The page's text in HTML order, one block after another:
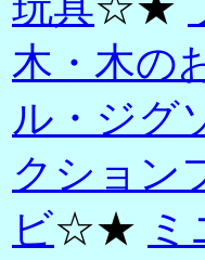
木・木の
ル・ジグ
クション
ビ☆★